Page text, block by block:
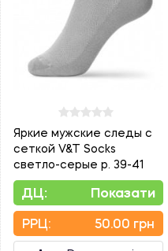
Яркие мужские следы с
сеткой V&T Socks
светло-серые р. 39-41
ДЦ: Показати
PPЦ: 50.00 грн